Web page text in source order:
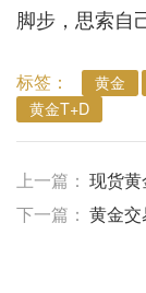
脚步，思索自
标签： ​黄金
黄金T+D
上一篇： 现货
下一篇： 黄金